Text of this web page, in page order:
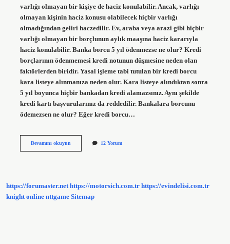
varlığı olmayan bir kişiye de haciz konulabilir. Ancak, varlığı
olmayan kişinin haciz konusu olabilecek hiçbir varlığı
olmadığından geliri haczedilir. Ev, araba veya arazi gibi hiçbir
varlığı olmayan bir borçlunun aylık maaşına haciz kararıyla
haciz konulabilir. Banka borcu 5 yıl ödenmezse ne olur? Kredi
borçlarının ödenmemesi kredi notunun düşmesine neden olan
faktörlerden biridir. Yasal işleme tabi tutulan bir kredi borcu
kara listeye alınmanıza neden olur. Kara listeye alındıktan sonra
5 yıl boyunca hiçbir bankadan kredi alamazsınız. Aynı şekilde
kredi kartı başvurularınız da reddedilir. Bankalara borcunu
ödemezsen ne olur? Eğer kredi borcu…
Devamını okuyunBanka
12 Yorum
https://forumaster.net https://motorsich.com.tr https://evindelisi.com.tr
knight online nttgame Sitemap